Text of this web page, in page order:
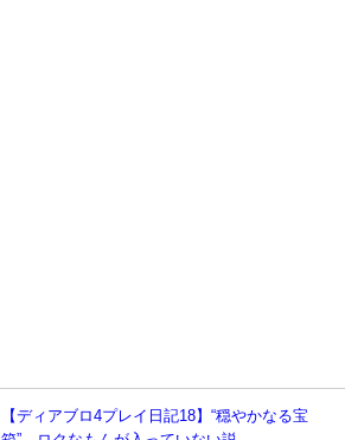
【ディアブロ4プレイ日記18】“穏やかなる宝